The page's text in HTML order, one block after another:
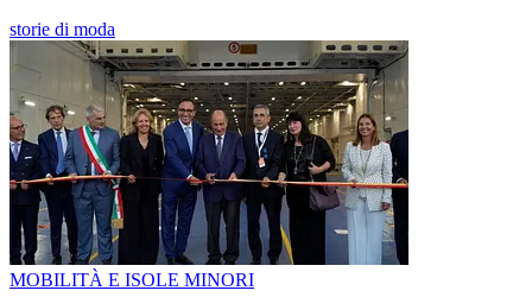
storie di moda
MOBILITÀ E ISOLE MINORI